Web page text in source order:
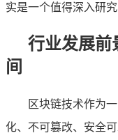
实是一个值得深入研究
行业发展前
间
区块链技术作为
化、不可篡改、安全